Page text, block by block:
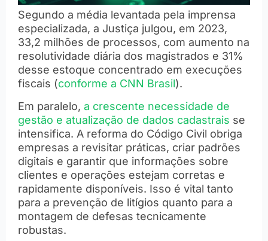
Segundo a média levantada pela imprensa
especializada, a Justiça julgou, em 2023,
33,2 milhões de processos, com aumento na
resolutividade diária dos magistrados e 31%
desse estoque concentrado em execuções
fiscais (conforme a CNN Brasil).
Em paralelo, a crescente necessidade de
gestão e atualização de dados cadastrais se
intensifica. A reforma do Código Civil obriga
empresas a revisitar práticas, criar padrões
digitais e garantir que informações sobre
clientes e operações estejam corretas e
rapidamente disponíveis. Isso é vital tanto
para a prevenção de litígios quanto para a
montagem de defesas tecnicamente
robustas.